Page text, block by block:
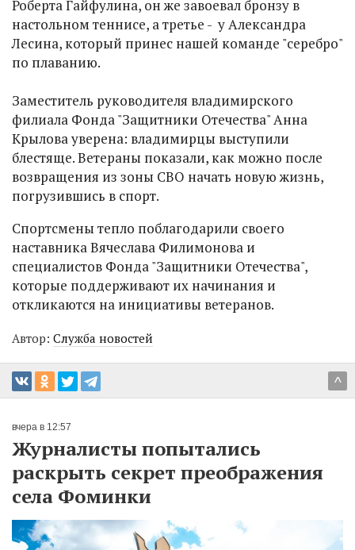
Роберта Гайфулина, он же завоевал бронзу в
настольном теннисе, а третье - у Александра
Лесина, который принес нашей команде "серебро"
по плаванию.
Заместитель руководителя владимирского
филиала Фонда "Защитники Отечества" Анна
Крылова уверена: владимирцы выступили
блестяще. Ветераны показали, как можно после
возвращения из зоны СВО начать новую жизнь,
погрузившись в спорт.
Спортсмены тепло поблагодарили своего
наставника Вячеслава Филимонова и
специалистов Фонда "Защитники Отечества",
которые поддерживают их начинания и
откликаются на инициативы ветеранов.
Автор: Служба новостей
^
вчера в 12:57
Журналисты попытались
раскрыть секрет преображения
села Фоминки